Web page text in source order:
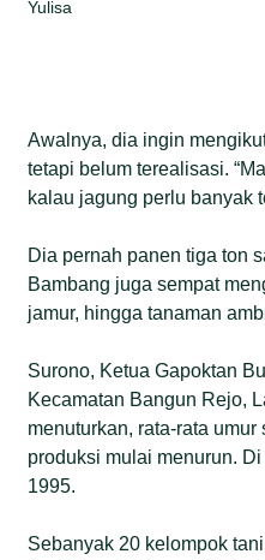
Yulisa
Awalnya, dia ingin
tetapi belum terealisasi.
kalau jagung perlu banyak
Dia pernah panen tiga ton
Bambang juga sempat
jamur, hingga tanaman
Surono, Ketua Gapoktan
Kecamatan Bangun Rejo,
menuturkan, rata-rata
produksi mulai menurun.
1995.
Sebanyak 20 kelompok